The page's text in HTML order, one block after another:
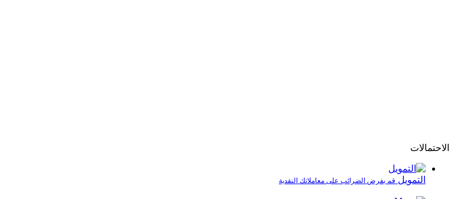
الاحتمالات
التمويل قم بفرض الضرائب على معاملاتك النقدية